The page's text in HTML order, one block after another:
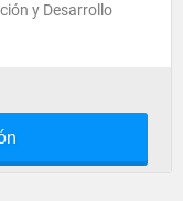
y Desarrollo